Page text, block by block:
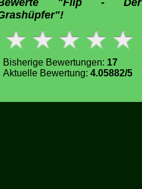
Bisherige Bewertungen: 17
Aktuelle Bewertung: 4.05882/5